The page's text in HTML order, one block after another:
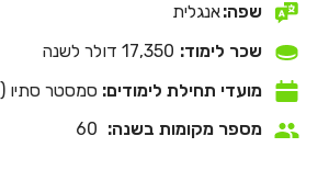
שפה:אנגלית
שכר לימוד: 17,350 דולר לשנה
מועדי תחילת לימודים: סמסטר סתיו
מספר מקומות בשנה: 60